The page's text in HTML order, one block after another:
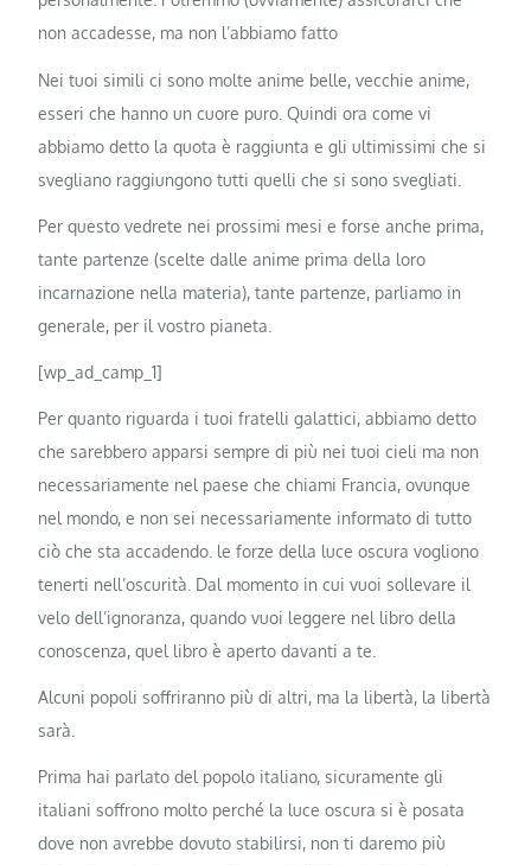
non accadesse, ma non l’abbiamo fatto
Nei tuoi simili ci sono molte anime belle, vecchie anime,
esseri che hanno un cuore puro. Quindi ora come vi
abbiamo detto la quota è raggiunta e gli ultimissimi che si
svegliano raggiungono tutti quelli che si sono svegliati.
Per questo vedrete nei prossimi mesi e forse anche prima,
tante partenze (scelte dalle anime prima della loro
incarnazione nella materia), tante partenze, parliamo in
generale, per il vostro pianeta.
[wp_ad_camp_1]
Per quanto riguarda i tuoi fratelli galattici, abbiamo detto
che sarebbero apparsi sempre di più nei tuoi cieli ma non
necessariamente nel paese che chiami Francia, ovunque
nel mondo, e non sei necessariamente informato di tutto
ciò che sta accadendo. le forze della luce oscura vogliono
tenerti nell’oscurità. Dal momento in cui vuoi sollevare il
velo dell’ignoranza, quando vuoi leggere nel libro della
conoscenza, quel libro è aperto davanti a te.
Alcuni popoli soffriranno più di altri, ma la libertà, la libertà
sarà.
Prima hai parlato del popolo italiano, sicuramente gli
italiani soffrono molto perché la luce oscura si è posata
dove non avrebbe dovuto stabilirsi, non ti daremo più